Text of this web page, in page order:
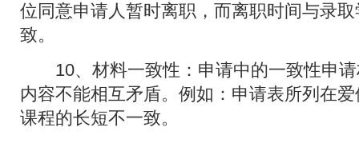
位同意申请人暂时离职，而离职时间与录
致。
10、材料一致性：申请中的一致性申请
内容不能相互矛盾。例如：申请表所列在
课程的长短不一致。